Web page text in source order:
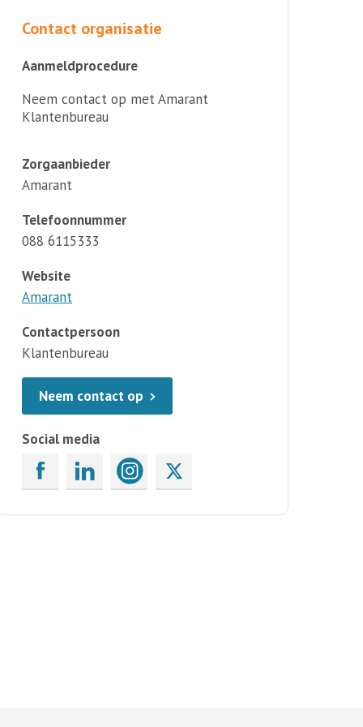
Contact organisatie
Aanmeldprocedure
Neem contact op met Amarant
Klantenbureau
Zorgaanbieder
Amarant
Telefoonnummer
088 6115333
Website
Amarant
Contactpersoon
Klantenbureau
Neem contact op
Social media